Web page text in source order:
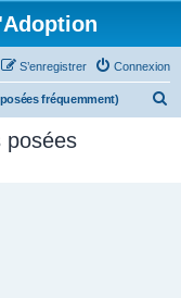
Connexion
S’enregistrer
fréquemment)
posées